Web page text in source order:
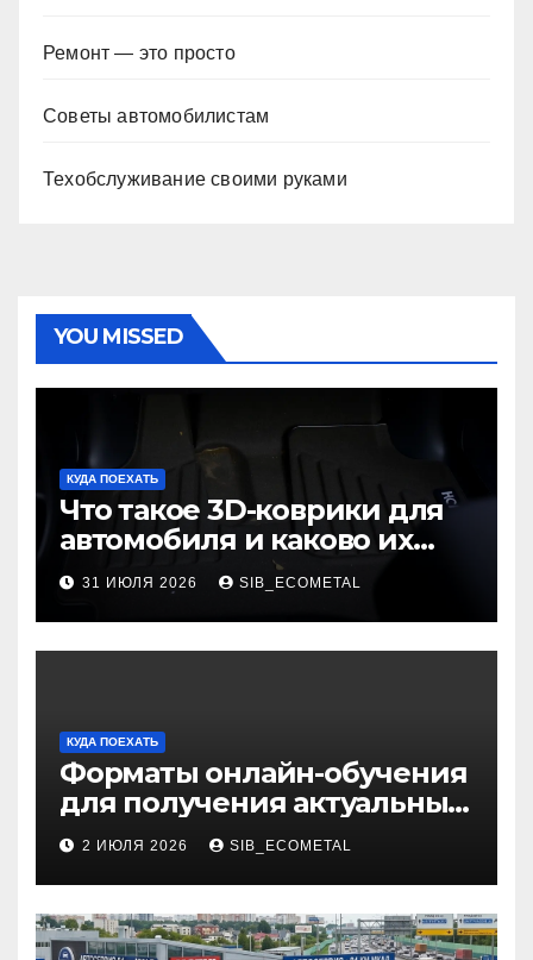
Ремонт — это просто
Советы автомобилистам
Техобслуживание своими руками
YOU MISSED
КУДА ПОЕХАТЬ
Что такое 3D-коврики для
автомобиля и каково их
основное назначение
31 ИЮЛЯ 2026 SIB_ECOMETAL
КУДА ПОЕХАТЬ
Форматы онлайн-обучения
для получения актуальных
профессий
2 ИЮЛЯ 2026 SIB_ECOMETAL